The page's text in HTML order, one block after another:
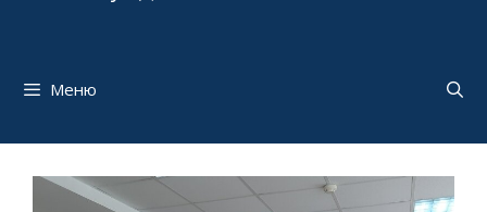
Меню